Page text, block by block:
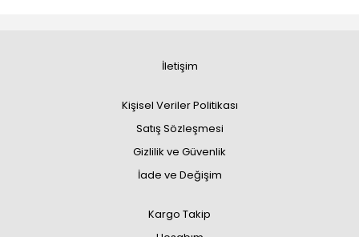
İletişim
Kişisel Veriler Politikası
Satış Sözleşmesi
Gizlilik ve Güvenlik
İade ve Değişim
Kargo Takip